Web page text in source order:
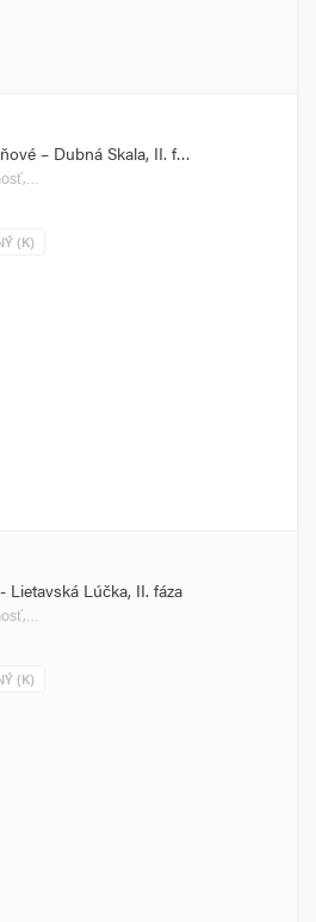
– Dubná Skala, II. f…
(K)
Lietavská Lúčka, II. fáza
(K)